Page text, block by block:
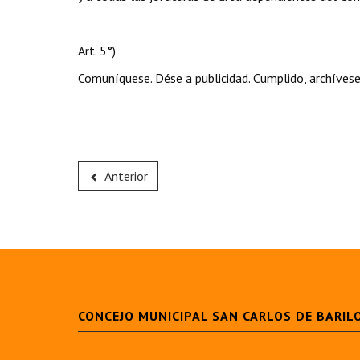
Art. 5°)
Comuníquese. Dése a publicidad. Cumplido,
Anterior
CONCEJO MUNICIPAL SAN CARLOS DE